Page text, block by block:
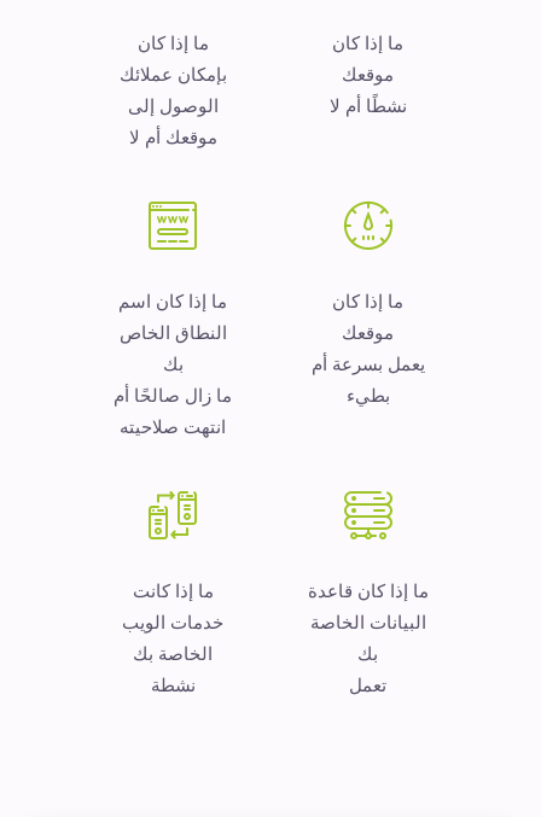
ما إذا كان
موقعك
نشطًا أم لا
ما إذا كان
بإمكان عملائك
الوصول إلى
موقعك أم لا
ما إذا كان
موقعك
يعمل بسرعة أم
بطيء
ما إذا كان اسم
النطاق الخاص
بك
ما زال صالحًا أم
انتهت صلاحيته
ما إذا كان قاعدة
البيانات الخاصة
بك
تعمل
ما إذا كانت
خدمات الويب
الخاصة بك
نشطة